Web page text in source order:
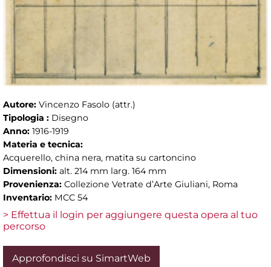
Autore: Vincenzo Fasolo (attr.)
Tipologia : Disegno
Anno: 1916-1919
Materia e tecnica:
Acquerello, china nera, matita su cartoncino
Dimensioni: alt. 214 mm larg. 164 mm
Provenienza: Collezione Vetrate d’Arte Giuliani, Roma
Inventario: MCC 54
> Effettua il login per aggiungere questa opera al tuo
percorso
Approfondisci su SimartWeb